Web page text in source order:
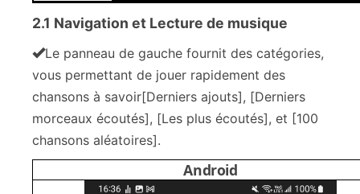
2.1 Navigation et Lecture de musique
Le panneau de gauche fournit des catégories,
vous permettant de jouer rapidement des
chansons à savoir[Derniers ajouts], [Derniers
morceaux écoutés], [Les plus écoutés], et [100
chansons aléatoires].
Android